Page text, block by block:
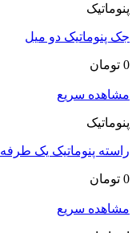
پنوماتیک
جک پنوماتیک دو میل
0 تومان
مشاهده سریع
پنوماتیک
راسته پنوماتیک یک طرفه BPCV
0 تومان
مشاهده سریع